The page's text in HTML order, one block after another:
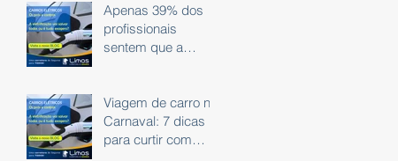
Apenas 39% dos
profissionais
sentem que a
Viagem de carro no
Carnaval: 7 dicas
para curtir com